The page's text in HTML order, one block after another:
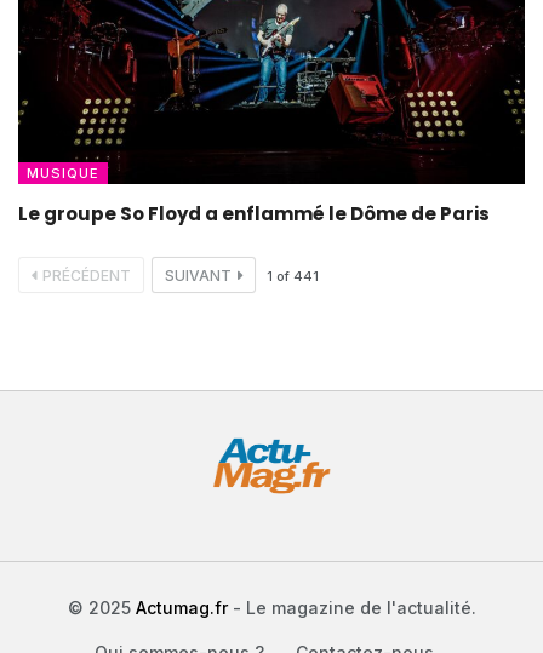
MUSIQUE
Le groupe So Floyd a enflammé le Dôme de Paris
PRÉCÉDENT SUIVANT 1 of 441
© 2025 Actumag.fr- Le magazine de l'actualité.